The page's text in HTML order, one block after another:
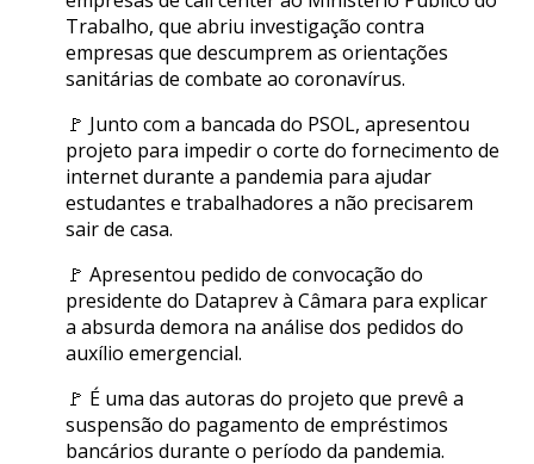
Trabalho, que abriu investigação contra
empresas que descumprem as orientações
sanitárias de combate ao coronavírus.
🚩 Junto com a bancada do PSOL, apresentou
projeto para impedir o corte do fornecimento de
internet durante a pandemia para ajudar
estudantes e trabalhadores a não precisarem
sair de casa.
🚩 Apresentou pedido de convocação do
presidente do Dataprev à Câmara para explicar
a absurda demora na análise dos pedidos do
auxílio emergencial.
🚩 É uma das autoras do projeto que prevê a
suspensão do pagamento de empréstimos
bancários durante o período da pandemia.